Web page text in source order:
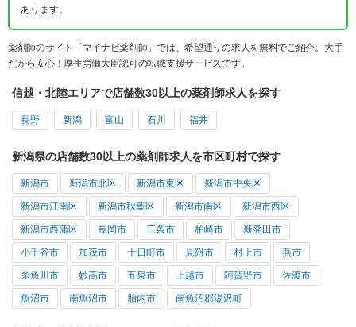
あります。
薬剤師のサイト「マイナビ薬剤師」では、希望通りの求人を無料でご紹介。大手
だから安心！厚生労働大臣認可の転職支援サービスです。
信越・北陸エリアで店舗数30以上の薬剤師求人を探す
長野 新潟 富山 石川 福井
新潟県の店舗数30以上の薬剤師求人を市区町村で探す
新潟市 新潟市北区 新潟市東区 新潟市中央区
新潟市江南区 新潟市秋葉区 新潟市南区 新潟市西区
新潟市西蒲区 長岡市 三条市 柏崎市 新発田市
小千谷市 加茂市 十日町市 見附市 村上市 燕市
糸魚川市 妙高市 五泉市 上越市 阿賀野市 佐渡市
魚沼市 南魚沼市 胎内市 南魚沼郡湯沢町